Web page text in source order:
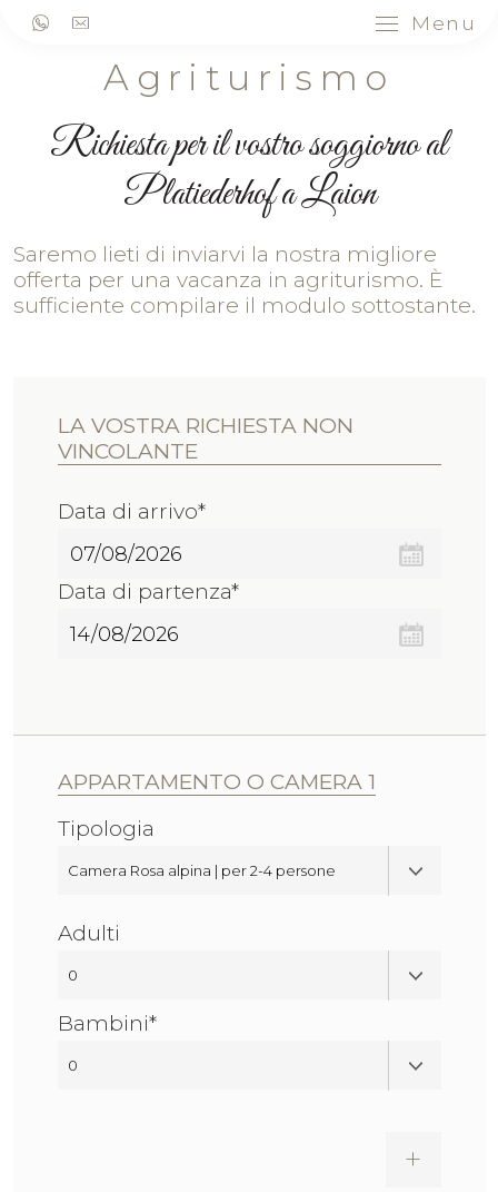
Menu
Agriturismo
Richiesta per il vostro soggiorno al
Platiederhof a Laion
Saremo lieti di inviarvi la nostra migliore
offerta per una vacanza in agriturismo. È
sufficiente compilare il modulo sottostante.
LA VOSTRA RICHIESTA NON
VINCOLANTE
Data di arrivo*
Data di partenza*
APPARTAMENTO O CAMERA 1
Tipologia
Adulti
Bambini*
+